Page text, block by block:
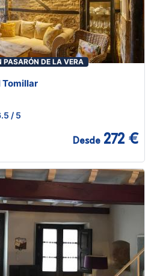
PASARÓN DE LA VERA
Tomillar
/ 5
Desde 272 €